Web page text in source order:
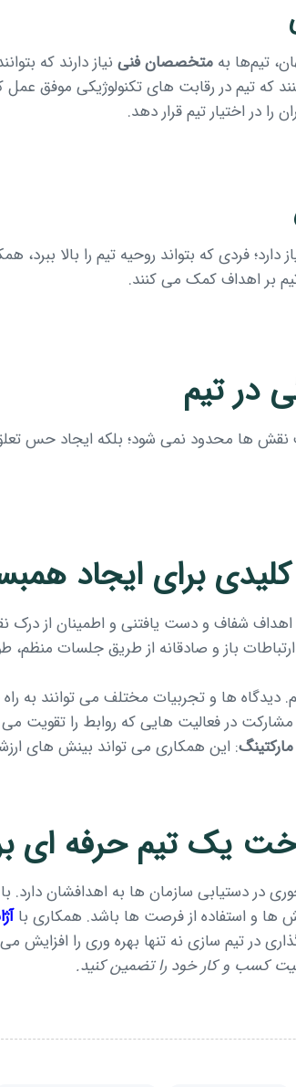
تیم‌ها به متخصصان فنی نیاز دارند که
که تیم در رقابت های تکنولوژیکی موفق
را در اختیار تیم قرار دهد.
دارد؛ فردی که بتواند روحیه تیم را بالا
بر اهداف کمک می کنند.
در تیم
نقش ها محدود نمی شود؛ بلکه ایجاد حس
برای ایجاد
اهداف شفاف و دست یافتنی و اطمینان از
باز و صادقانه از طریق جلسات منظم،
دیدگاه ها و تجربیات مختلف می توانند به
در فعالیت هایی که روابط را تقویت
: این همکاری می تواند بینش های
یک تیم حرفه ای
در دستیابی سازمان ها به اهدافشان
ها و استفاده از فرصت ها باشد. همکاری با
در تیم سازی نه تنها بهره وری را
کسب و کار خود را تضمین کنید.